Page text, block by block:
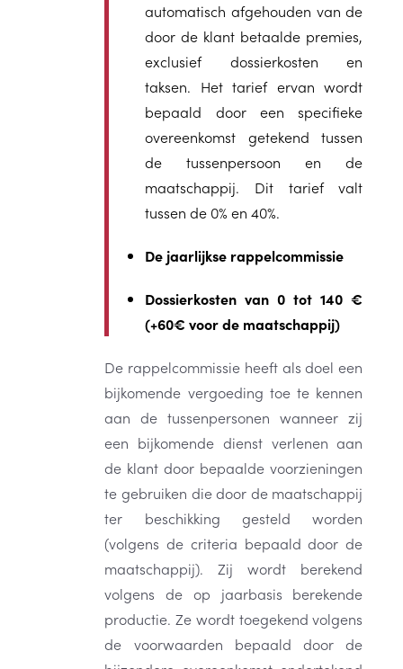
automatisch afgehouden van de
door de klant betaalde premies,
exclusief dossierkosten en
taksen. Het tarief ervan wordt
bepaald door een specifieke
overeenkomst getekend tussen
de tussenpersoon en de
maatschappij. Dit tarief valt
tussen de 0% en 40%.
De jaarlijkse rappelcommissie
Dossierkosten van 0 tot 140 €
(+60€ voor de maatschappij)
De rappelcommissie heeft als doel een
bijkomende vergoeding toe te kennen
aan de tussenpersonen wanneer zij
een bijkomende dienst verlenen aan
de klant door bepaalde voorzieningen
te gebruiken die door de maatschappij
ter beschikking gesteld worden
(volgens de criteria bepaald door de
maatschappij). Zij wordt berekend
volgens de op jaarbasis berekende
productie. Ze wordt toegekend volgens
de voorwaarden bepaald door de